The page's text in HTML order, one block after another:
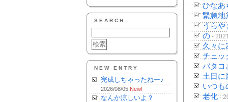
SEARCH
NEW ENTRY
完成しちゃったねー♪
2026/08/05 New!
なんか涼しいよ？
ひなあ
緊急地
うらや
の -
久々に
チェッ
バタコ
土日に
いつも
老化-